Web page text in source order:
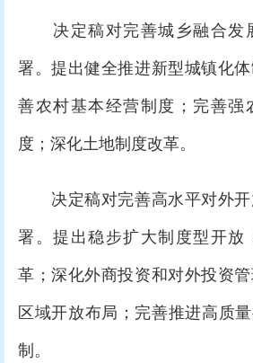
决定稿对完善城乡融合发
署。提出健全推进新型城镇化
善农村基本经营制度；完善强
度；深化土地制度改革。
决定稿对完善高水平对外开
署。提出稳步扩大制度型开放
革；深化外商投资和对外投资
区域开放布局；完善推进高质
制。